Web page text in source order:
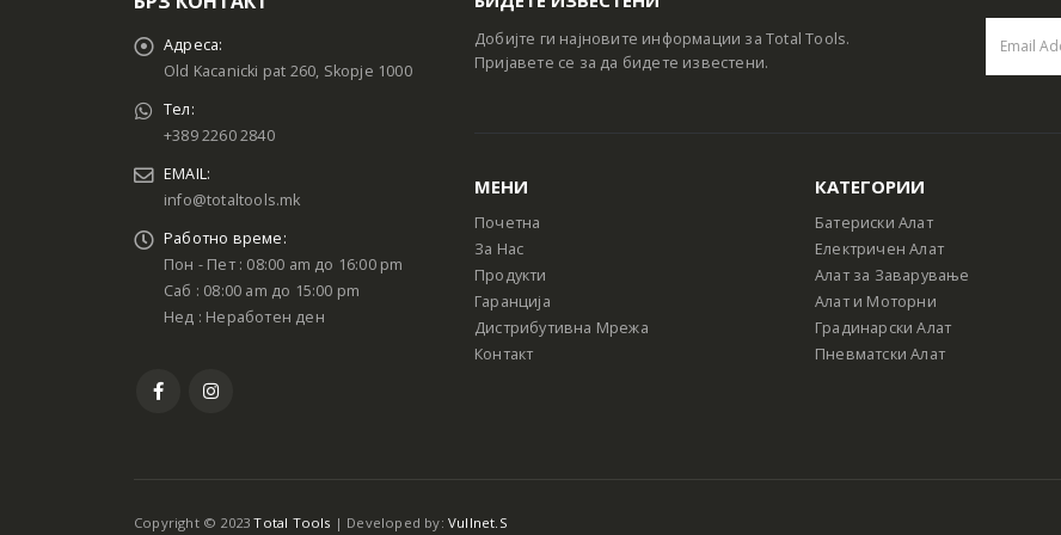
Адреса:
Old Kacanicki pat 260, Skopje 1000
Тел:
+389 2260 2840
EMAIL:
info@totaltools.mk
Работно време:
Пон - Пет : 08:00 am до 16:00 pm
Саб : 08:00 am до 15:00 pm
Нед : Неработен ден
Добијте ги најновите информации за Total Tools.
Пријавете се за да бидете известени.
МЕНИ
Почетна
За Нас
Продукти
Гаранција
Дистрибутивна Мрежа
Контакт
КАТЕГОРИИ
Батериски Алат
Електричен Алат
Алат за Заварување
Алат и Моторни
Градинарски Алат
Пневматски Алат
Copyright © 2023Total Tools | Developed by:Vullnet.S